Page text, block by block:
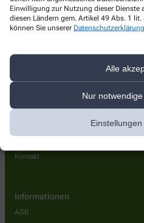
Einwilligung zur Nutzung dieser Dienste
diesen Ländern gem. Artikel 49 Abs. 1 lit.
können Sie unserer Datenschutzerklärung
Alle
Nur
+49-3726/72 03 25
Kontakt
Informationen
AGB